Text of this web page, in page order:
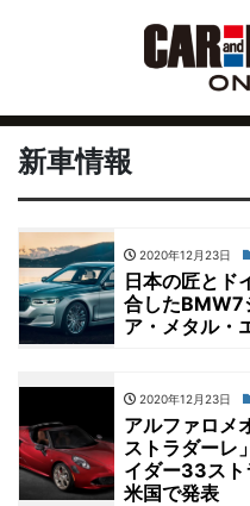
新車情報
2020年12月23日
日本の匠とド
合したBMW7
ア・メタル・
2020年12月23日
アルファロメ
ストラダーレ
イダー33スト
米国で発表